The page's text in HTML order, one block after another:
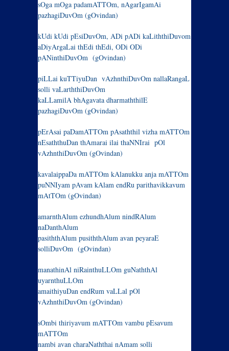
sOga mOga padamATTOm, nAgarIgamAi
pazhagiDuvOm (gOvindan)
kUdi kUdi pEsiDuvOm, ADi pADi kaLiththiDuvom
aDiyArgaLai thEdi thEdi, ODi ODi
pANinthiDuvOm (gOvindan)
piLLai kuTTiyuDan vAzhnthiDuvOm nallaRangaL
solli vaLarththiDuvOm
kaLLamilA bhAgavata dharmaththilE
pazhagiDuvOm (gOvindan)
pErAsai paDamATTOm pAsaththil vizha mATTOm
nEsaththuDan thAmarai ilai thaNNIrai pOl
vAzhnthiDuvOm (gOvindan)
kavalaippaDa mATTOm kAlanukku anja mATTOm
puNNIyam pAvam kAlam endRu parithavikkavum
mAtTOm (gOvindan)
amarnthAlum ezhundhAlum nindRAlum
naDanthAlum
pasiththAlum pusiththAlum avan peyaraE
solliDuvOm (gOvindan)
manathinAl niRainthuLLOm guNaththAl
uyarnthuLLOm
amaithiyuDan endRum vaLLal pOl
vAzhnthiDuvOm (gOvindan)
sOmbi thiriyavum mATTOm vambu pEsavum
mATTOm
nambi avan charaNaththai nAmam solli